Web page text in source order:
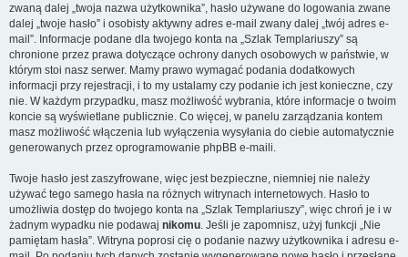
zwaną dalej „twoja nazwa użytkownika”, hasło używane do logowania zwane
dalej „twoje hasło” i osobisty aktywny adres e-mail zwany dalej „twój adres e-
mail”. Informacje podane dla twojego konta na „Szlak Templariuszy” są
chronione przez prawa dotyczące ochrony danych osobowych w państwie, w
którym stoi nasz serwer. Mamy prawo wymagać podania dodatkowych
informacji przy rejestracji, i to my ustalamy czy podanie ich jest konieczne, czy
nie. W każdym przypadku, masz możliwość wybrania, które informacje o twoim
koncie są wyświetlane publicznie. Co więcej, w panelu zarządzania kontem
masz możliwość włączenia lub wyłączenia wysyłania do ciebie automatycznie
generowanych przez oprogramowanie phpBB e-maili.
Twoje hasło jest zaszyfrowane, więc jest bezpieczne, niemniej nie należy
używać tego samego hasła na różnych witrynach internetowych. Hasło to
umożliwia dostęp do twojego konta na „Szlak Templariuszy”, więc chroń je i w
żadnym wypadku nie podawaj nikomu. Jeśli je zapomnisz, użyj funkcji „Nie
pamiętam hasła”. Witryna poprosi cię o podanie nazwy użytkownika i adresu e-